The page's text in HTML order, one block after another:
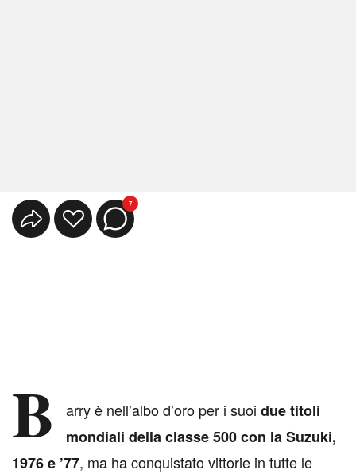
7
B arry è nell’albo d’oro per i suoi due titoli
mondiali della classe 500 con la Suzuki,
1976 e ’77, ma ha conquistato vittorie in tutte le